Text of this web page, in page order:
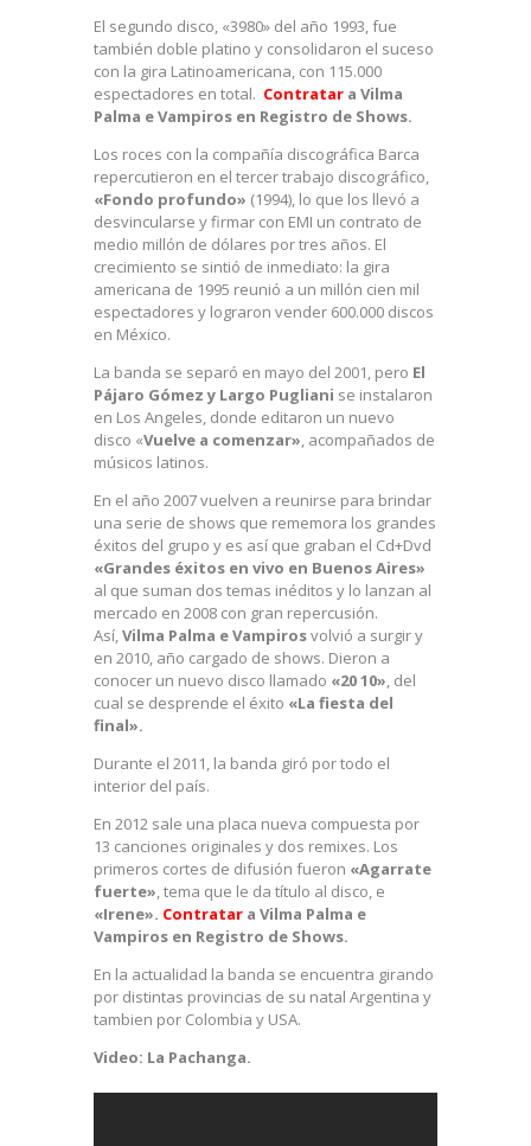
El segundo disco, «3980» del año 1993, fue
también doble platino y consolidaron el suceso
con la gira Latinoamericana, con 115.000
espectadores en total. Contratar a Vilma
Palma e Vampiros en Registro de Shows.
Los roces con la compañía discográfica Barca
repercutieron en el tercer trabajo discográfico,
«Fondo profundo» (1994), lo que los llevó a
desvincularse y firmar con EMI un contrato de
medio millón de dólares por tres años. El
crecimiento se sintió de inmediato: la gira
americana de 1995 reunió a un millón cien mil
espectadores y lograron vender 600.000 discos
en México.
La banda se separó en mayo del 2001, pero El
Pájaro Gómez y Largo Pugliani se instalaron
en Los Angeles, donde editaron un nuevo
disco «Vuelve a comenzar» , acompañados de
músicos latinos.
En el año 2007 vuelven a reunirse para brindar
una serie de shows que rememora los grandes
éxitos del grupo y es así que graban el Cd+Dvd
«Grandes éxitos en vivo en Buenos Aires»
al que suman dos temas inéditos y lo lanzan al
mercado en 2008 con gran repercusión.
Así, Vilma Palma e Vampirosvolvió a surgir y
en 2010, año cargado de shows. Dieron a
conocer un nuevo disco llamado «20 10» , del
cual se desprende el éxito «La fiesta del
final».
Durante el 2011, la banda giró por todo el
interior del país.
En 2012 sale una placa nueva compuesta por
13 canciones originales y dos remixes. Los
primeros cortes de difusión fueron «Agarrate
fuerte» , tema que le da título al disco, e
«Irene». Contratar a Vilma Palma e
Vampiros en Registro de Shows.
En la actualidad la banda se encuentra girando
por distintas provincias de su natal Argentina y
tambien por Colombia y USA.
Video: La Pachanga.